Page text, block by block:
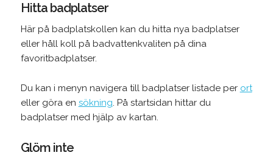
Hitta badplatser
Här på badplatskollen kan du hitta nya badplatser
eller håll koll på badvattenkvaliten på dina
favoritbadplatser.
Du kan i menyn navigera till badplatser listade per ort
eller göra en sökning. På startsidan hittar du
badplatser med hjälp av kartan.
Glöm inte